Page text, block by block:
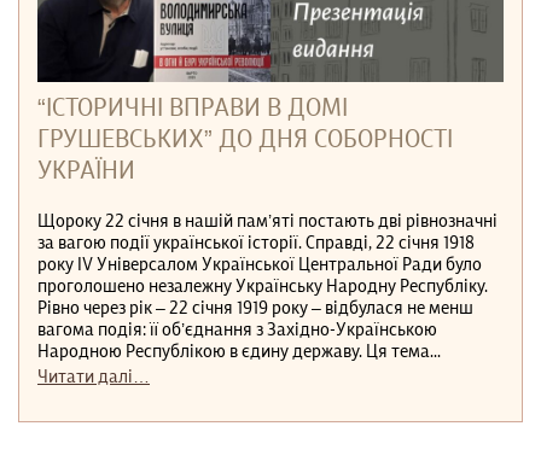
“ІСТОРИЧНІ ВПРАВИ В ДОМІ
ГРУШЕВСЬКИХ” ДО ДНЯ СОБОРНОСТІ
УКРАЇНИ
Щороку 22 січня в нашій пам’яті постають дві рівнозначні
за вагою події української історії. Справді, 22 січня 1918
року IV Універсалом Української Центральної Ради було
проголошено незалежну Українську Народну Республіку.
Рівно через рік – 22 січня 1919 року – відбулася не менш
вагома подія: її об’єднання з Західно-Українською
Народною Республікою в єдину державу. Ця тема...
Читати далі…